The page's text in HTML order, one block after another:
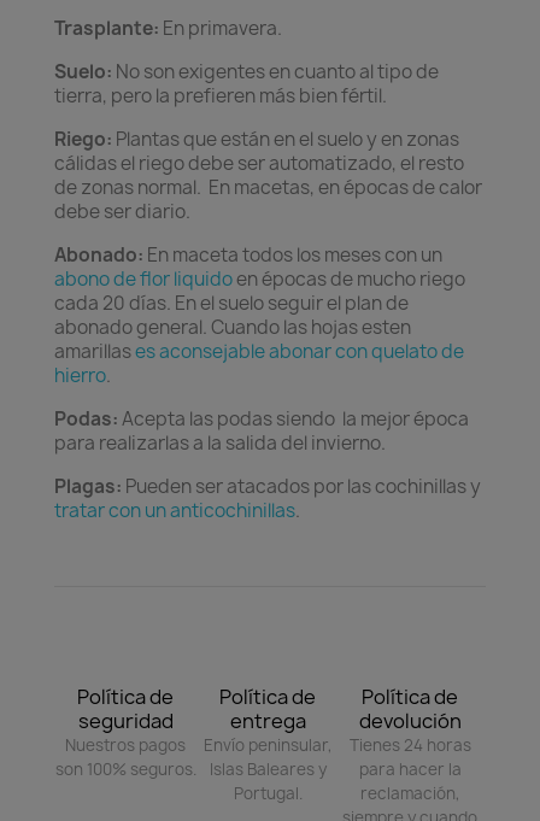
Trasplante: En primavera.
Suelo: No son exigentes en cuanto al tipo de
tierra, pero la prefieren más bien fértil.
Riego: Plantas que están en el suelo y en zonas
cálidas el riego debe ser automatizado, el resto
de zonas normal. En macetas, en épocas de calor
debe ser diario.
Abonado: En maceta todos los meses con un
abono de flor liquidoen épocas de mucho riego
cada 20 días. En el suelo seguir el plan de
abonado general. Cuando las hojas esten
amarillases aconsejable abonar con quelato de
hierro.
Podas:Acepta las podas siendo la mejor época
para realizarlas a la salida del invierno.
Plagas: Pueden ser atacados por las cochinillas y
tratar con un anticochinillas.
Política de
seguridad
Nuestros pagos
son 100% seguros.
Política de
entrega
Envío peninsular,
Islas Baleares y
Portugal.
Política de
devolución
Tienes 24 horas
para hacer la
reclamación,